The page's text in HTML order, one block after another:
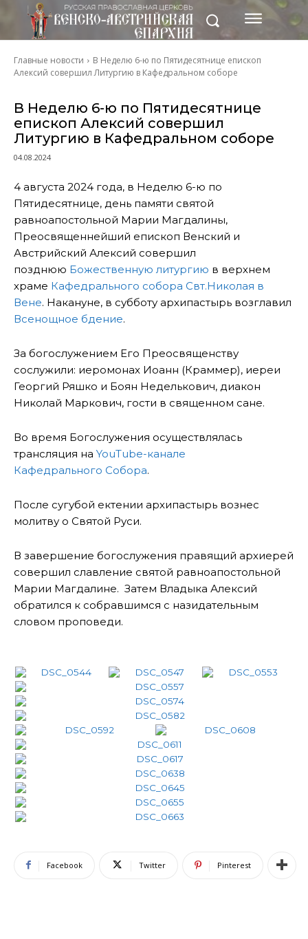
Главные новости
В Неделю 6-ю по Пятидесятнице епископ
Алексий совершил Литургию в Кафедральном соборе
В Неделю 6-ю по Пятидесятнице
епископ Алексий совершил
Литургию в Кафедральном соборе
04.08.2024
4 августа 2024 года, в Неделю 6-ю по
Пятидесятнице, день памяти святой
равноапостольной Марии Магдалины,
Преосвященнейший епископ Венский и
Австрийский Алексий совершил
позднюю Божественную литургию в верхнем
храме Кафедрального собора Свт.Николая в
Вене. Накануне, в субботу архипастырь возглавил
Всенощное бдение.
За богослужением Его Преосвященству
сослужили: иеромонах Иоанн (Краммер), иереи
Георгий Ряшко и Боян Неделькович, диакон
Николай Маркович, гости в священном сане.
Во время Богослужения осуществлялась
трансляция на YouTube-канале
Кафедрального Собора.
После сугубой ектении архипастырь вознес
молитву о Святой Руси.
В завершение богослужения правящий архиерей
совершил славление святой равноапостольной
Марии Магдалине. Затем Владыка Алексий
обратился к собравшимся с назидательным
словом проповеди.
Facebook Twitter Pinterest